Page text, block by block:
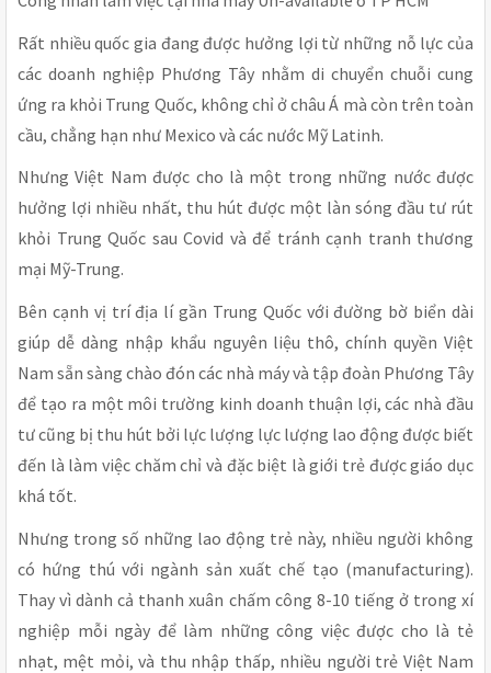
Rất nhiều quốc gia đang được hưởng lợi từ những nỗ lực của
các doanh nghiệp Phương Tây nhằm di chuyển chuỗi cung
ứng ra khỏi Trung Quốc, không chỉ ở châu Á mà còn trên toàn
cầu, chẳng hạn như Mexico và các nước Mỹ Latinh.
Nhưng Việt Nam được cho là một trong những nước được
hưởng lợi nhiều nhất, thu hút được một làn sóng đầu tư rút
khỏi Trung Quốc sau Covid và để tránh cạnh tranh thương
mại Mỹ-Trung.
Bên cạnh vị trí địa lí gần Trung Quốc với đường bờ biển dài
giúp dễ dàng nhập khẩu nguyên liệu thô, chính quyền Việt
Nam sẵn sàng chào đón các nhà máy và tập đoàn Phương Tây
để tạo ra một môi trường kinh doanh thuận lợi, các nhà đầu
tư cũng bị thu hút bởi lực lượng lực lượng lao động được biết
đến là làm việc chăm chỉ và đặc biệt là giới trẻ được giáo dục
khá tốt.
Nhưng trong số những lao động trẻ này, nhiều người không
có hứng thú với ngành sản xuất chế tạo (manufacturing).
Thay vì dành cả thanh xuân chấm công 8-10 tiếng ở trong xí
nghiệp mỗi ngày để làm những công việc được cho là tẻ
nhạt, mệt mỏi, và thu nhập thấp, nhiều người trẻ Việt Nam